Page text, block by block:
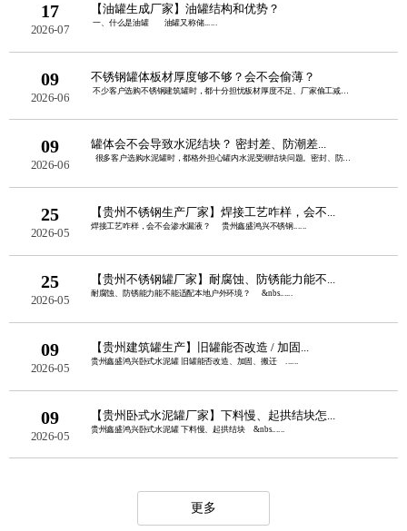
17
2026-07
【油罐生成厂家】油罐结构和优势？
一、什么是油罐 油罐又称储......
09
2026-06
不锈钢罐体板材厚度够不够？会不会偷薄？
不少客户选购不锈钢建筑罐时，都十分担忧板材厚度不足、厂家偷工减料。板......
09
2026-06
罐体会不会导致水泥结块？ 密封差、防潮差...
很多客户选购水泥罐时，都格外担心罐内水泥受潮结块问题。密封、防潮性......
25
2026-05
【贵州不锈钢生产厂家】焊接工艺咋样，会不...
焊接工艺咋样，会不会渗水漏液？ 贵州鑫盛鸿兴不锈钢......
25
2026-05
【贵州不锈钢罐厂家】耐腐蚀、防锈能力能不...
耐腐蚀、防锈能力能不能适配本地户外环境？ &nbs......
09
2026-05
【贵州建筑罐生产】旧罐能否改造 / 加固...
贵州鑫盛鸿兴卧式水泥罐 旧罐能否改造、加固、搬迁 ......
09
2026-05
【贵州卧式水泥罐厂家】下料慢、起拱结块怎...
贵州鑫盛鸿兴卧式水泥罐 下料慢、起拱结块 &nbs......
更多